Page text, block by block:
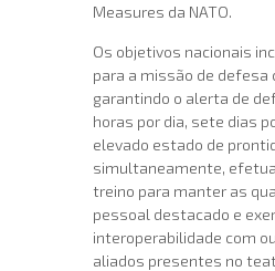
Measures da NATO.
Os objetivos nacionais
para a missão de defesa
garantindo o alerta de
horas por dia, sete dias
elevado estado de
simultaneamente,
treino para manter as
pessoal destacado e
interoperabilidade com
aliados presentes no